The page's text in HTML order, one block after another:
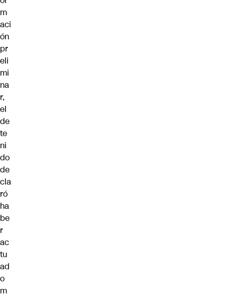
m
aci
ón
pr
eli
mi
na
r,
el
de
te
ni
do
de
cla
ró
ha
be
r
ac
tu
ad
o
m